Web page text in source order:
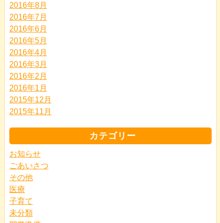
2016年8月
2016年7月
2016年6月
2016年5月
2016年4月
2016年3月
2016年2月
2016年1月
2015年12月
2015年11月
カテゴリー
お知らせ
ごあいさつ
その他
医療
子育て
未分類